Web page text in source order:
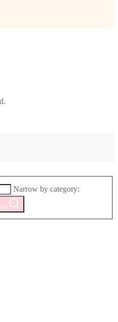
Narrow by category: